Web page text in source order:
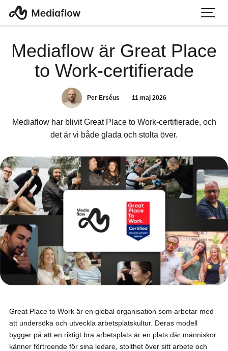
Mediaflow är Great Place
to Work-certifierade
Per Erséus 11 maj 2026
Mediaflow har blivit Great Place to Work-certifierade, och
det är vi både glada och stolta över.
Great Place to Work är en global organisation som arbetar med
att undersöka och utveckla arbetsplatskultur. Deras modell
bygger på att en riktigt bra arbetsplats är en plats där människor
känner förtroende för sina ledare, stolthet över sitt arbete och